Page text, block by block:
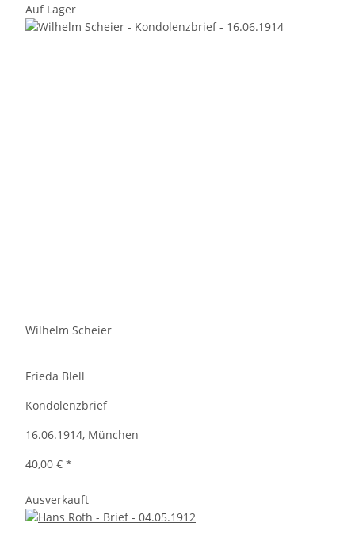
Auf Lager
Wilhelm Scheier
Frieda Blell
Kondolenzbrief
16.06.1914, München
40,00 € *
Ausverkauft